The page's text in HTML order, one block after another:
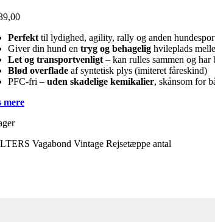
Perfekt til lydighed, agility, rally og anden
Giver din hund en tryg og behagelig hvileplads
Let og transportvenligt – kan rulles sammen og har
Blød overflade af syntetisk plys (imiteret fåreskind)
PFC-fri – uden skadelige kemikalier, skånsom for
mere
Vagabond Vintage Rejsetæppe antal